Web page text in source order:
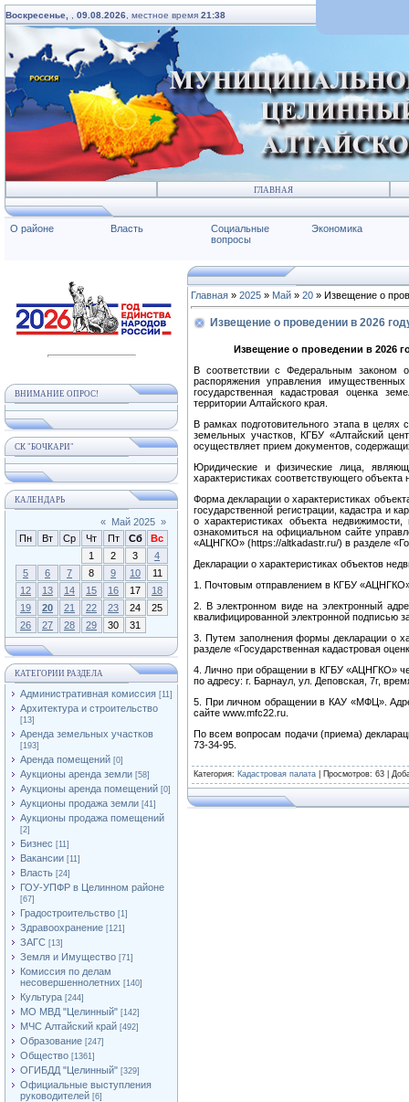
Воскресенье, 09.08.2026 , местное время 21:38
ГЛАВНАЯ
О районе Власть
Социальные
вопросы
Экономика
ВНИМАНИЕ ОПРОС!
СК "БОЧКАРИ"
КАЛЕНДАРЬ
« Май 2025 »
Пн
Вт Ср Чт Пт Сб
Вс
1
2 3
4
5
6 7 8 9 10
11
12
13 14 15 16 17
18
19
20 21 22 23 24
25
26
27 28 29 30 31
КАТЕГОРИИ РАЗДЕЛА
Административная комиссия [11]
Архитектура и строительство
[13]
Аренда земельных участков
[193]
Аренда помещений [0]
Аукционы аренда земли [58]
Аукционы аренда помещений [0]
Аукционы продажа земли [41]
Аукционы продажа помещений
[2]
Бизнес [11]
Вакансии [11]
Власть [24]
ГОУ-УПФР в Целинном районе
[67]
Градостроительство [1]
Здравоохранение [121]
ЗАГС [13]
Земля и Имущество [71]
Комиссия по делам
несовершеннолетних [140]
Культура [244]
МО МВД "Целинный" [142]
МЧС Алтайский край [492]
Образование [247]
Общество [1361]
ОГИБДД "Целинный" [329]
Официальные выступления
руководителей [6]
Главная » 2025 » Май » 20 » Извещение о
Извещение о проведении в 2026
Извещение о проведении в 2026
В соответствии с Федеральным законом
распоряжения управления
государственная кадастровая оценка
территории Алтайского края.
В рамках подготовительного этапа в
земельных участков, КГБУ «Алтайский
осуществляет прием документов,
Юридические и физические лица,
характеристиках соответствующего объекта
Форма декларации о характеристиках
государственной регистрации, кадастра и
о характеристиках объекта
ознакомиться на официальном сайте
«АЦНГКО» (https://altkadastr.ru/) в разделе
Декларации о характеристиках объектов
1. Почтовым отправлением в КГБУ «АЦНГКО»
2. В электронном виде на электронный
квалифицированной электронной подписью
3. Путем заполнения формы декларации о
разделе «Государственная кадастровая
4. Лично при обращении в КГБУ «АЦНГКО»
по адресу: г. Барнаул, ул. Деповская, 7г,
5. При личном обращении в КАУ «МФЦ».
сайте www.mfc22.ru.
По всем вопросам подачи (приема)
73-34-95.
Категория: Кадастровая палата Просмотров: 63 |